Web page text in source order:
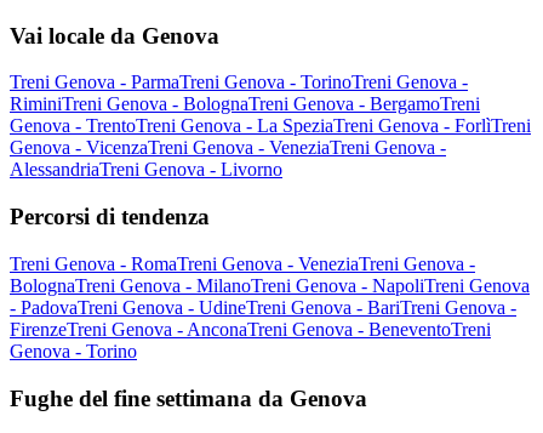
Vai locale da Genova
Treni Genova - ParmaTreni Genova - TorinoTreni Genova -
RiminiTreni Genova - BolognaTreni Genova - BergamoTreni
Genova - TrentoTreni Genova - La SpeziaTreni Genova - ForlìTreni
Genova - VicenzaTreni Genova - VeneziaTreni Genova -
AlessandriaTreni Genova - Livorno
Percorsi di tendenza
Treni Genova - RomaTreni Genova - VeneziaTreni Genova -
BolognaTreni Genova - MilanoTreni Genova - NapoliTreni Genova
- PadovaTreni Genova - UdineTreni Genova - BariTreni Genova -
FirenzeTreni Genova - AnconaTreni Genova - BeneventoTreni
Genova - Torino
Fughe del fine settimana da Genova